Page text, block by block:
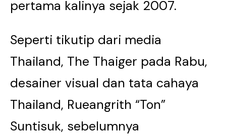
pertama kalinya sejak 2007.
Seperti tikutip dari media
Thailand, The Thaiger pada Rabu,
desainer visual dan tata cahaya
Thailand, Rueangrith “Ton”
Suntisuk, sebelumnya